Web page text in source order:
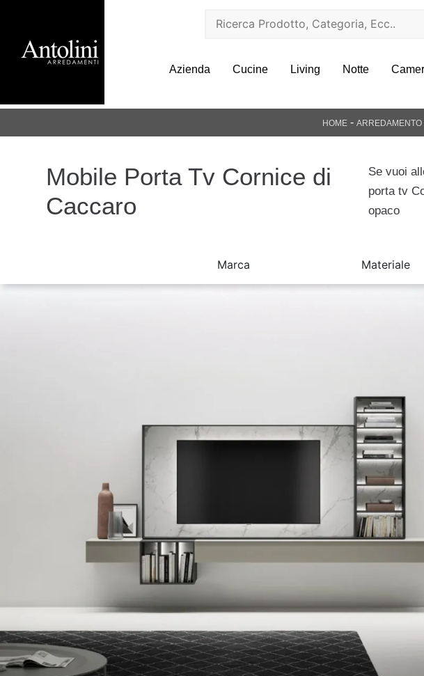
Azienda Cucine Living Notte
HOME - ARREDAMENTO
Mobile Porta Tv Cornice di
Caccaro
Se vuoi
porta tv
opaco
Marca Materiale